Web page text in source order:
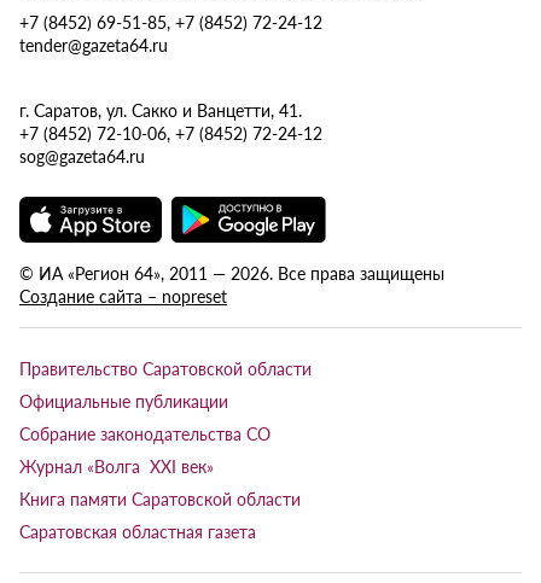
+7 (8452) 69-51-85, +7 (8452) 72-24-12
tender@gazeta64.ru
г. Саратов, ул. Сакко и Ванцетти, 41.
+7 (8452) 72-10-06, +7 (8452) 72-24-12
sog@gazeta64.ru
© ИА «Регион 64», 2011 — 2026. Все права защищены
Создание сайта – nopreset
Правительство Саратовской области
Официальные публикации
Собрание законодательства СО
Журнал «Волга XXI век»
Книга памяти Саратовской области
Саратовская областная газета